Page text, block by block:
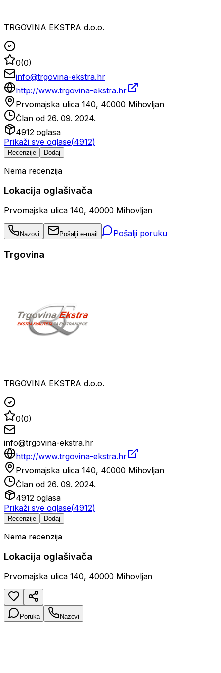
TRGOVINA EKSTRA d.o.o.
0(0)
info@trgovina-ekstra.hr
http://www.trgovina-ekstra.hr
Prvomajska ulica 140, 40000 Mihovljan
Član od 26. 09. 2024.
4912 oglasa
Prikaži sve oglase(4912)
Recenzije Dodaj
Nema recenzija
Lokacija oglašivača
Prvomajska ulica 140, 40000 Mihovljan
Nazovi Pošalji e-mail Pošalji poruku
Trgovina
TRGOVINA EKSTRA d.o.o.
0(0)
info@trgovina-ekstra.hr
http://www.trgovina-ekstra.hr
Prvomajska ulica 140, 40000 Mihovljan
Član od 26. 09. 2024.
4912 oglasa
Prikaži sve oglase(4912)
Recenzije Dodaj
Nema recenzija
Lokacija oglašivača
Prvomajska ulica 140, 40000 Mihovljan
Poruka Nazovi